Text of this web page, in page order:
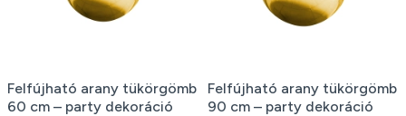
Felfújható arany tükörgömb
60 cm – party dekoráció
Felfújható arany tükörgömb
90 cm – party dekoráció